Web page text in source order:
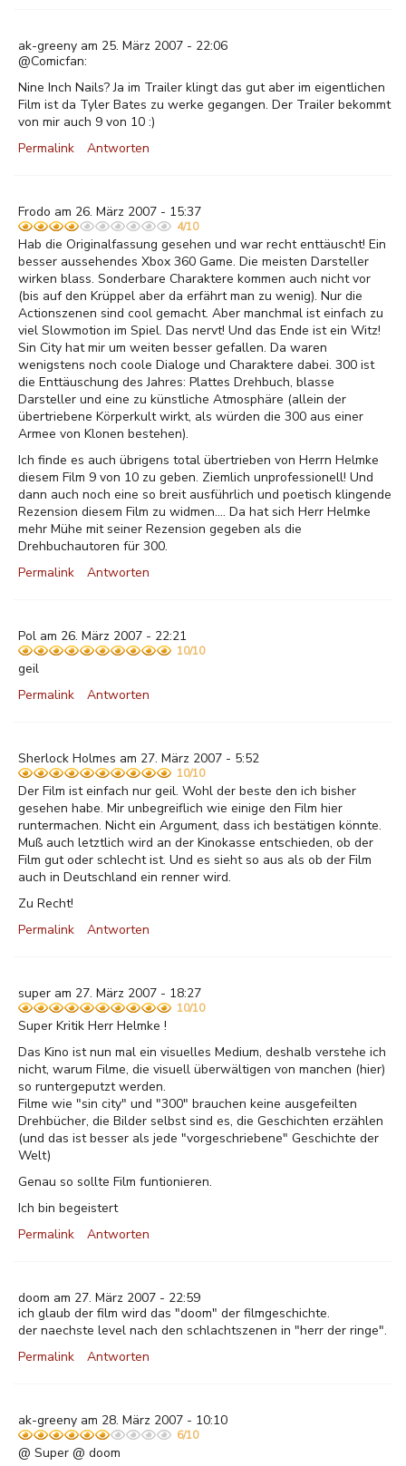
ak-greeny am 25. März 2007 - 22:06
@Comicfan:
Nine Inch Nails? Ja im Trailer klingt das gut aber im eigentlichen
Film ist da Tyler Bates zu werke gegangen. Der Trailer bekommt
von mir auch 9 von 10 :)
Permalink
Antworten
Frodo am 26. März 2007 - 15:37
4/10
Hab die Originalfassung gesehen und war recht enttäuscht! Ein
besser aussehendes Xbox 360 Game. Die meisten Darsteller
wirken blass. Sonderbare Charaktere kommen auch nicht vor
(bis auf den Krüppel aber da erfährt man zu wenig). Nur die
Actionszenen sind cool gemacht. Aber manchmal ist einfach zu
viel Slowmotion im Spiel. Das nervt! Und das Ende ist ein Witz!
Sin City hat mir um weiten besser gefallen. Da waren
wenigstens noch coole Dialoge und Charaktere dabei. 300 ist
die Enttäuschung des Jahres: Plattes Drehbuch, blasse
Darsteller und eine zu künstliche Atmosphäre (allein der
übertriebene Körperkult wirkt, als würden die 300 aus einer
Armee von Klonen bestehen).
Ich finde es auch übrigens total übertrieben von Herrn Helmke
diesem Film 9 von 10 zu geben. Ziemlich unprofessionell! Und
dann auch noch eine so breit ausführlich und poetisch klingende
Rezension diesem Film zu widmen.... Da hat sich Herr Helmke
mehr Mühe mit seiner Rezension gegeben als die
Drehbuchautoren für 300.
Permalink
Antworten
Pol am 26. März 2007 - 22:21
10/10
geil
Permalink
Antworten
Sherlock Holmes am 27. März 2007 - 5:52
10/10
Der Film ist einfach nur geil. Wohl der beste den ich bisher
gesehen habe. Mir unbegreiflich wie einige den Film hier
runtermachen. Nicht ein Argument, dass ich bestätigen könnte.
Muß auch letztlich wird an der Kinokasse entschieden, ob der
Film gut oder schlecht ist. Und es sieht so aus als ob der Film
auch in Deutschland ein renner wird.
Zu Recht!
Permalink
Antworten
super am 27. März 2007 - 18:27
10/10
Super Kritik Herr Helmke !
Das Kino ist nun mal ein visuelles Medium, deshalb verstehe ich
nicht, warum Filme, die visuell überwältigen von manchen (hier)
so runtergeputzt werden.
Filme wie "sin city" und "300" brauchen keine ausgefeilten
Drehbücher, die Bilder selbst sind es, die Geschichten erzählen
(und das ist besser als jede "vorgeschriebene" Geschichte der
Welt)
Genau so sollte Film funtionieren.
Ich bin begeistert
Permalink
Antworten
doom am 27. März 2007 - 22:59
ich glaub der film wird das "doom" der filmgeschichte.
der naechste level nach den schlachtszenen in "herr der ringe".
Permalink
Antworten
ak-greeny am 28. März 2007 - 10:10
6/10
@ Super @ doom